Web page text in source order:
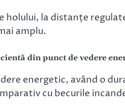
holului, la distanțe
amplu.
din punct de vedere
energetic, având o
cu becurile